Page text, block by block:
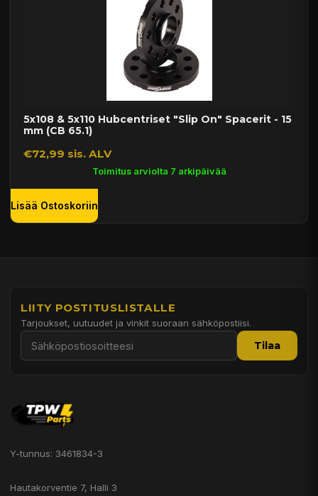
5x108 & 5x110 Hubcentriset "Slip On" Spacerit - 15
mm (CB 65.1)
€72,99 sis. ALV
Toimitus arviolta 7 arkipäivää
Lisää Ostoskoriin
LIITY POSTITUSLISTALLE
Tarjoukset, uutuudet ja vinkit suoraan sähköpostiisi.
Tilaa
Y-tunnus: 3461834-3
Hautakorventie 7, Halli 3